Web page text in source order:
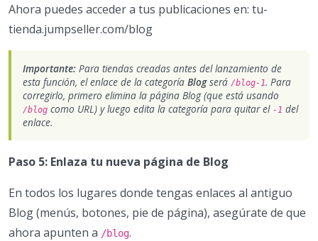
Ahora puedes acceder a tus publicaciones en: tu-
tienda.jumpseller.com/blog
Importante: Para tiendas creadas antes del lanzamiento de
esta función, el enlace de la categoría Blogserá /blog-1. Para
corregirlo, primero elimina la página Blog (que está usando
/blog como URL) y luego edita la categoría para quitar el -1 del
enlace.
Paso 5: Enlaza tu nueva página de Blog
En todos los lugares donde tengas enlaces al antiguo
Blog (menús, botones, pie de página), asegúrate de que
ahora apunten a /blog.